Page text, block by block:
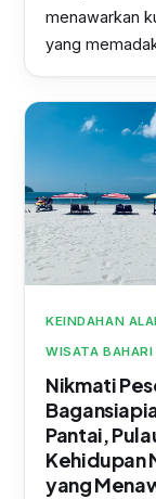
menawarkan
yang
KEINDAHAN
WISATA BAHARI
Nikmati
Pantai,
Kehidupan
yang